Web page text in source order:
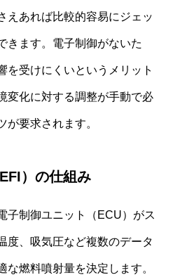
えあれば比較的容易にジェッ
きます。電子制御がないた
を受けにくいというメリット
変化に対する調整が手動で必
が要求されます。
）の仕組み
子制御ユニット（ECU）がス
度、吸気圧など複数のデータ
な燃料噴射量を決定します。